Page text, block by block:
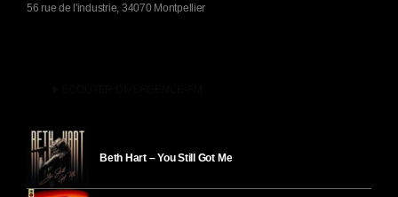
56 rue de l'industrie, 34070 Montpellier
Beth Hart – You Still Got Me